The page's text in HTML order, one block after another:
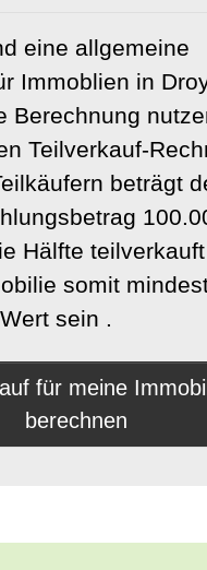
eine allgemeine
Immoblien in
Berechnung
Teilverkauf-
beträgt
Hälfte
somit
sein .
für meine
berechnen